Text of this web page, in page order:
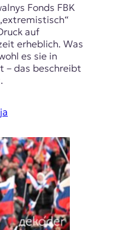
Fonds FBK
auf
erheblich. Was
es sie in
– das beschreibt